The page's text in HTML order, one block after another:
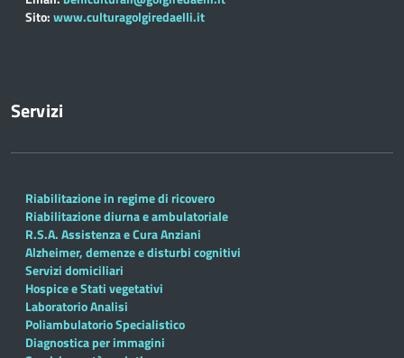
Sito:www.culturagolgiredaelli.it
Servizi
Riabilitazione in regime di ricovero
Riabilitazione diurna e ambulatoriale
R.S.A. Assistenza e Cura Anziani
Alzheimer, demenze e disturbi cognitivi
Servizi domiciliari
Hospice e Stati vegetativi
Laboratorio Analisi
Poliambulatorio Specialistico
Diagnostica per immagini